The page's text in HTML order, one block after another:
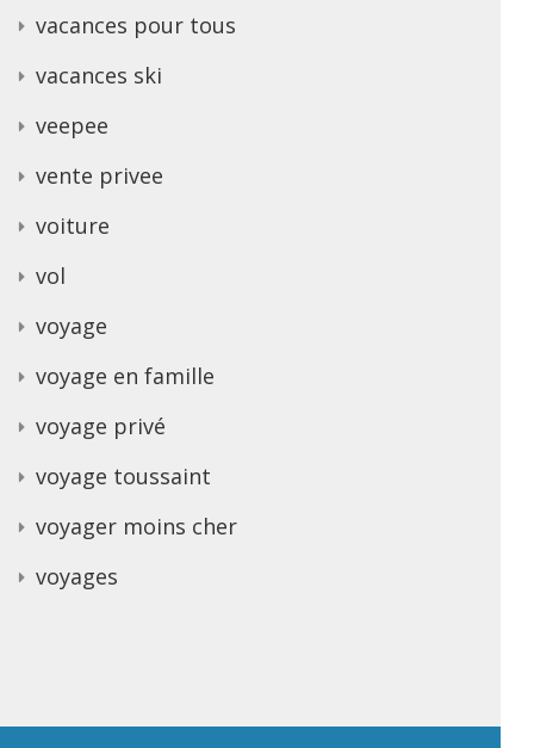
vacances pour tous
vacances ski
veepee
vente privee
voiture
vol
voyage
voyage en famille
voyage privé
voyage toussaint
voyager moins cher
voyages